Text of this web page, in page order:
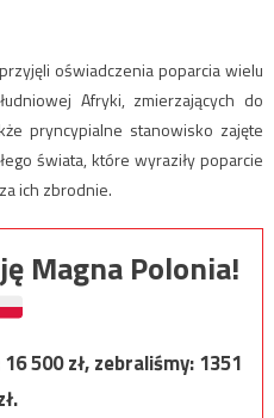
oświadczenia poparcia wielu
Afryki, zmierzających do
pryncypialne stanowisko zajęte
świata, które wyraziły poparcie
ich zbrodnie.
Magna Polonia!
16 500zł, zebraliśmy:1351